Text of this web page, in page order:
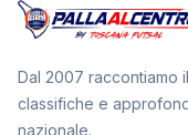
Dal 2007 raccontiamo
classifiche e
nazionale.